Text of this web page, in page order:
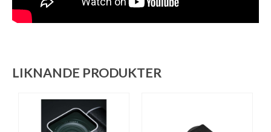
LIKNANDE PRODUKTER